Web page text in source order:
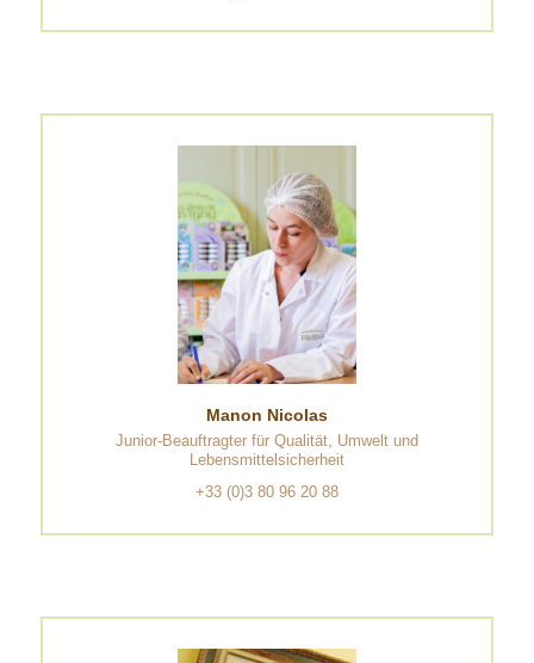
Manon Nicolas
Junior-Beauftragter für Qualität, Umwelt und
Lebensmittelsicherheit
+33 (0)3 80 96 20 88